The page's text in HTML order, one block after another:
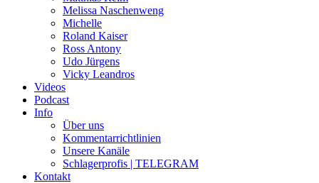
Melissa Naschenweng
Michelle
Roland Kaiser
Ross Antony
Udo Jürgens
Vicky Leandros
Videos
Podcast
Info
Über uns
Kommentarrichtlinien
Unsere Kanäle
Schlagerprofis | TELEGRAM
Kontakt